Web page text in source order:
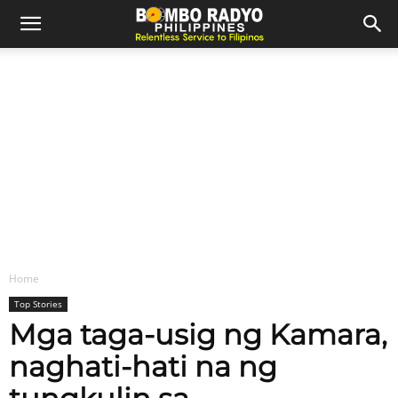
Home
Top Stories
Mga taga-usig ng Kamara,
naghati-hati na ng